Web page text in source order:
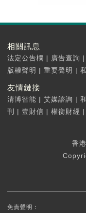
相關訊息
法定公告欄 | 廣告查詢 |
版權聲明 | 重要聲明 |
友情鏈接
清博智能 | 艾媒諮詢 |
刊
| 壹財信 | 權衡財經 |
香
免責聲明：